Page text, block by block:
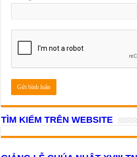
TÌM KIẾM TRÊN WEBSITE